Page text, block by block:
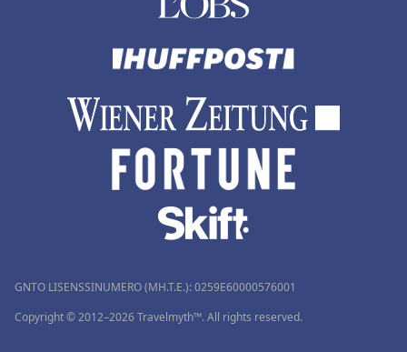
GNTO LISENSSINUMERO (MH.T.E.): 0259Ε60000576001
Copyright © 2012–2026 Travelmyth™. All rights reserved.